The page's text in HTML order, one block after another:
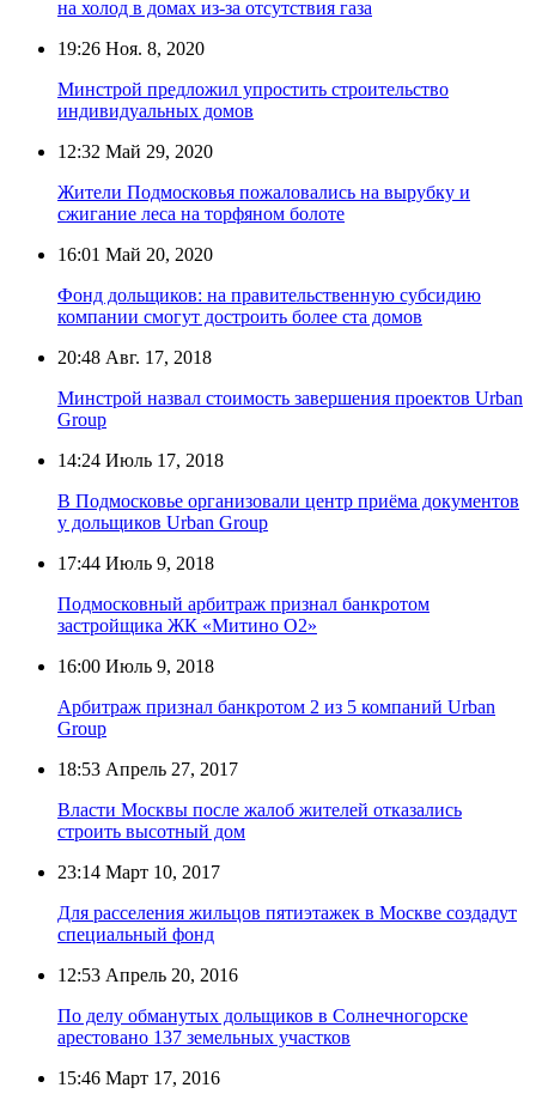
на холод в домах из-за отсутствия газа
19:26 Ноя. 8, 2020
Минстрой предложил упростить строительство
индивидуальных домов
12:32 Май 29, 2020
Жители Подмосковья пожаловались на вырубку и
сжигание леса на торфяном болоте
16:01 Май 20, 2020
Фонд дольщиков: на правительственную субсидию
компании смогут достроить более ста домов
20:48 Авг. 17, 2018
Минстрой назвал стоимость завершения проектов Urban
Group
14:24 Июль 17, 2018
В Подмосковье организовали центр приёма документов
у дольщиков Urban Group
17:44 Июль 9, 2018
Подмосковный арбитраж признал банкротом
застройщика ЖК «Митино О2»
16:00 Июль 9, 2018
Арбитраж признал банкротом 2 из 5 компаний Urban
Group
18:53 Апрель 27, 2017
Власти Москвы после жалоб жителей отказались
строить высотный дом
23:14 Март 10, 2017
Для расселения жильцов пятиэтажек в Москве создадут
специальный фонд
12:53 Апрель 20, 2016
По делу обманутых дольщиков в Солнечногорске
арестовано 137 земельных участков
15:46 Март 17, 2016